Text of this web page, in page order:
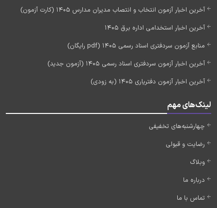
آخرین اخبار آزمون انتخاب و انتصاب مدیران مدارس 1405 (کارت آزمون)
آخرین اخبار استخدامی اداره برق 1405
منابع آزمون سردفتری اسناد رسمی 1405 (pdf رایگان)
آخرین اخبار آزمون سردفتری اسناد رسمی 1405 (آزمون جدید)
آخرین اخبار آزمون دفتریاری 1405 (به زودی)
لینک‌های مهم
چهارشنبه‌های تخفیفی
رضایت و قبولی
وبلاگ
درباره ما
تماس با ما